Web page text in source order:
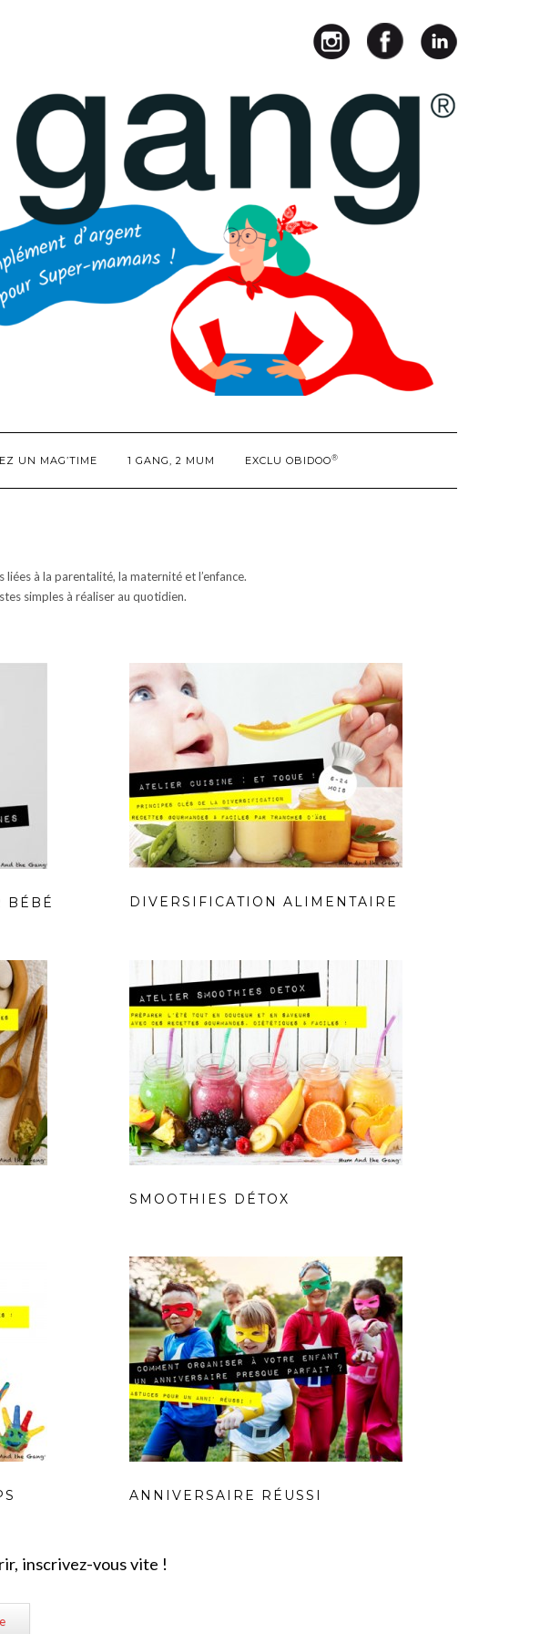
UN MAG’TIME 1 GANG, 2 MUM EXCLU OBIDOO®
à la parentalité, la maternité et l’enfance.
simples à réaliser au quotidien.
BÉBÉ DIVERSIFICATION ALIMENTAIRE
SMOOTHIES DÉTOX
ANNIVERSAIRE RÉUSSI
inscrivez-vous vite !